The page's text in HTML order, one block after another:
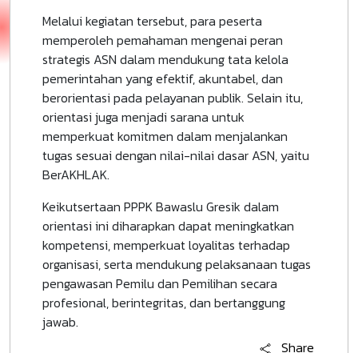
Melalui kegiatan tersebut, para peserta
memperoleh pemahaman mengenai peran
strategis ASN dalam mendukung tata kelola
pemerintahan yang efektif, akuntabel, dan
berorientasi pada pelayanan publik. Selain itu,
orientasi juga menjadi sarana untuk
memperkuat komitmen dalam menjalankan
tugas sesuai dengan nilai-nilai dasar ASN, yaitu
BerAKHLAK.
Keikutsertaan PPPK Bawaslu Gresik dalam
orientasi ini diharapkan dapat meningkatkan
kompetensi, memperkuat loyalitas terhadap
organisasi, serta mendukung pelaksanaan tugas
pengawasan Pemilu dan Pemilihan secara
profesional, berintegritas, dan bertanggung
jawab.
Share